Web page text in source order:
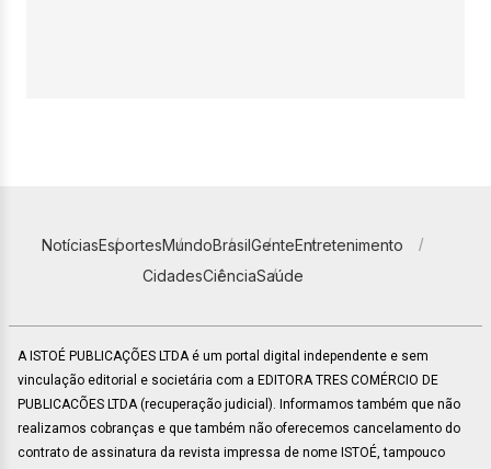
NotíciasEsportesMundoBrasilGenteEntretenimento
CidadesCiênciaSaúde
A ISTOÉ PUBLICAÇÕES LTDA é um portal digital independente e sem
vinculação editorial e societária com a EDITORA TRES COMÉRCIO DE
PUBLICACÕES LTDA (recuperação judicial). Informamos também que não
realizamos cobranças e que também não oferecemos cancelamento do
contrato de assinatura da revista impressa de nome ISTOÉ, tampouco